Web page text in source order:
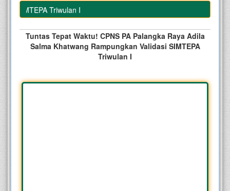
SIMTEPA Triwulan I
Tuntas Tepat Waktu! CPNS PA Palangka Raya Adila
Salma Khatwang Rampungkan Validasi SIMTEPA
Triwulan I